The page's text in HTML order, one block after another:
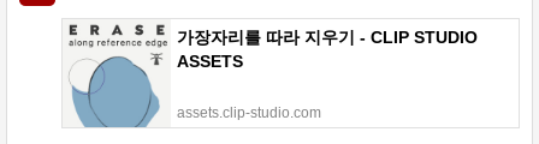
가장자리를 따라 지우기 - CLIP STUDIO
ASSETS
assets.clip-studio.com